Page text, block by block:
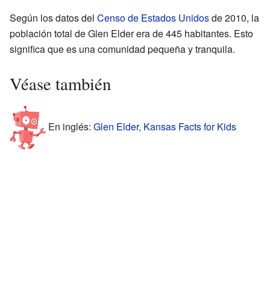
Según los datos del Censo de Estados Unidosde 2010, la
población total de Glen Elder era de 445 habitantes. Esto
significa que es una comunidad pequeña y tranquila.
Véase también
En inglés: Glen Elder, Kansas Facts for Kids